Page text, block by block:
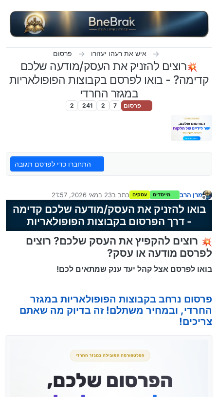
איש את רעהו יעזורו פרסום
רוצים להזניק את העסק/מודעה שלכם
קדימה? - בואו לפרסם בקבוצות הפופולאריות
במגזר החרדי
פרסום 7
2
241
2
התחברו כדי לפרסם תגובה
מנותק
מרן הרב מייסדים עסקים כתב ב23 במאי 2026, 21:57
נערך לאחרונה על ידי מרן הרב
בואו להזניק את העסק/מודעה שלכם קדימה
- דרך הפרסום בקבוצות הפופולאריות
רוצים להקפיץ את העסק שלכם? רוצים
לפרסם מודעה או עסק?
בואו לפרסם אצל קהל יעד ענק שמתאים לכם!
פרסום נרחב בקבוצות הפופולאריות במגזר
החרדי, ובמחיר משתלם! זה בדיוק מה שאתם
צריכים!